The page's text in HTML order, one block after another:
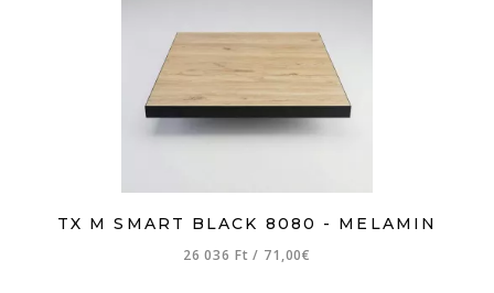
TX M SMART BLACK 8080 - MELAMIN
26 036 Ft/ 71,00€